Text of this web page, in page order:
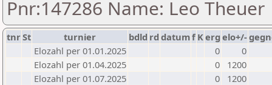
Pnr:147286 Name: Leo Theuer
tnrSt turnier bdld rd datumf Kerg elo+/-
Elozahl per 01.01.2025
0
0
Elozahl per 01.04.2025
0
1200
Elozahl per 01.07.2025
0
1200